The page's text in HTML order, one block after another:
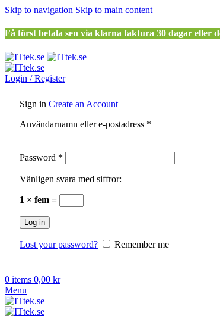
Skip to navigation Skip to main content
Få först betala sen via klarna faktura 30 dagar eller
Login / Register
Sign in Create an Account
Användarnamn eller e-postadress *
Password *
Vänligen svara med siffror:
1 × fem =
Log in
Lost your password? Remember me
0 items 0,00 kr
Menu